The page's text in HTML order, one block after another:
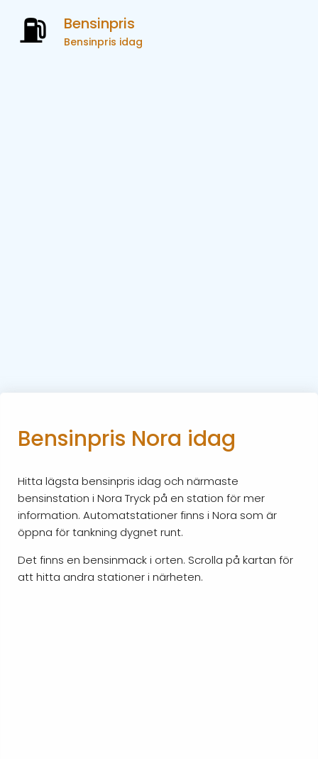
Bensinpris
Bensinpris idag
Bensinpris Nora idag
Hitta lägsta bensinpris idag och närmaste
bensinstation i Nora Tryck på en station för mer
information. Automatstationer finns i Nora som är
öppna för tankning dygnet runt.
Det finns en bensinmack i orten. Scrolla på kartan för
att hitta andra stationer i närheten.